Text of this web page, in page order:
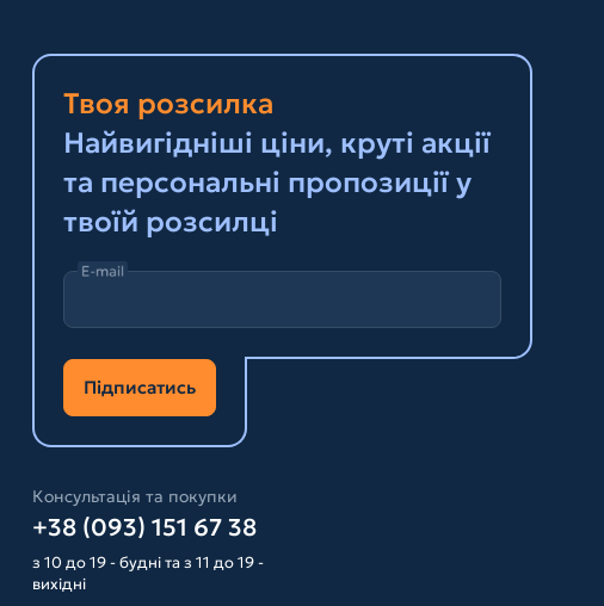
Твоя розсилка
Найвигідніші ціни, круті акції
та персональні пропозиції у
твоїй розсилці
E-mail
Підписатись
Консультація та покупки
+38 (093) 151 67 38
з 10 до 19 - будні та з 11 до 19 -
вихідні